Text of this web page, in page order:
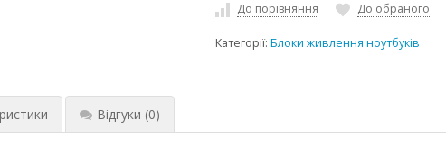
До порівняння До обраного
Категорії:Блоки живлення ноутбуків
Відгуки (0)